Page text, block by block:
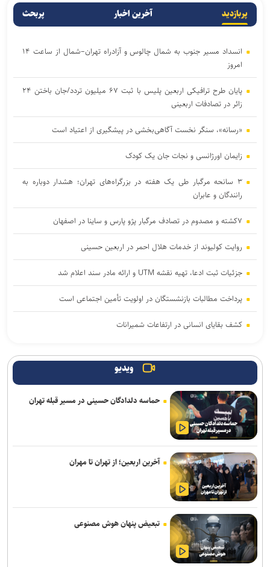
پربازدید آخرین اخبار پربحث
انسداد مسیر جنوب به شمال چالوس و آزادراه تهران–شمال از ساعت ۱۴
امروز
پایان طرح ترافیکی اربعین پلیس با ثبت ۶۷ میلیون تردد/جان باختن ۲۴
زائر در تصادفات اربعینی
«رسانه»، سنگر نخست آگاهی‌بخشی در پیشگیری از اعتیاد است
زایمان اورژانسی و نجات جان یک کودک
۳ سانحه مرگبار طی یک هفته در بزرگراه‌های تهران؛ هشدار دوباره به
رانندگان و عابران
۷کشته و مصدوم در تصادف مرگبار پژو پارس و ساینا در اصفهان
روایت کولیوند از خدمات هلال احمر در اربعین حسینی
جزئیات ثبت ادعا، تهیه نقشه UTM و ارائه مادر سند اعلام شد
پرداخت مطالبات بازنشستگان در اولویت تأمین اجتماعی است
کشف بقایای انسانی در ارتفاعات شمیرانات
آقامیری: زمان اجرای طرح‌ ترافیک موتورسیکلت‌ها هنوز مشخص نیست
اعلام اسامی ژل‌های تسکین‌دهنده و شست‌وشوی پوست غیرمجاز
رسانه‌ها شریکی راهبردی برای کاهش تصادفات و ارتقای ایمنی جاده‌ها
هستند
ترخیص اتوبوس‌های وارداتی از منطقه آزاد فرودگاه امام(ره) سرعت می‌گیرد
قدرت قلم برابر و حتی بیشتر از قدرت نظامی است/ رسانه، سنگر حقیقت
در عصر جنگ روایت‌ها
تقدیر رئیس جمعیت هلال‌احمر از «روایت‌گران ایثار» به مناسبت روز
خبرنگار
ویدیو
حماسه دلدادگان حسینی در مسیر قبله تهران
آخرین اربعین؛ از تهران تا مهران
تبعیض پنهان هوش مصنوعی